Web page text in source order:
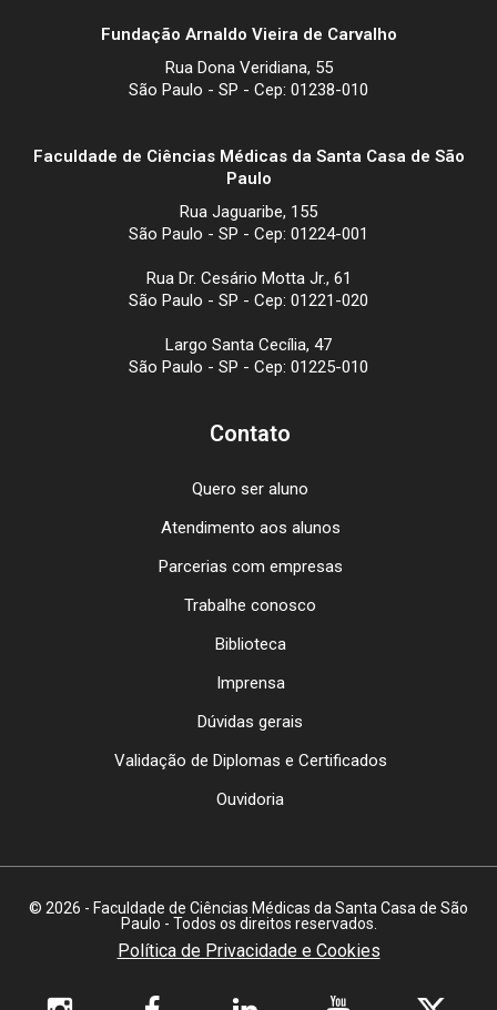
Fundação Arnaldo Vieira de Carvalho
Rua Dona Veridiana, 55
São Paulo - SP - Cep: 01238-010
Faculdade de Ciências Médicas da Santa Casa de São
Paulo
Rua Jaguaribe, 155
São Paulo - SP - Cep: 01224-001
Rua Dr. Cesário Motta Jr., 61
São Paulo - SP - Cep: 01221-020
Largo Santa Cecília, 47
São Paulo - SP - Cep: 01225-010
Contato
Quero ser aluno
Atendimento aos alunos
Parcerias com empresas
Trabalhe conosco
Biblioteca
Imprensa
Dúvidas gerais
Validação de Diplomas e Certificados
Ouvidoria
© 2026 - Faculdade de Ciências Médicas da Santa Casa de São
Paulo - Todos os direitos reservados.
Política de Privacidade e Cookies